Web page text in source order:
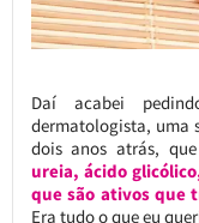
Daí acabei
dermatologista, uma
dois anos atrás,
ureia, ácido
que são ativos que
Era tudo o que eu